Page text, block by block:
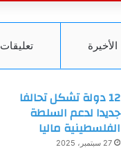
الأخيرة تعليقات
12 دولة تشكل تحالفا
جديدا لدعم السلطة
الفلسطينية ماليا
27 سبتمبر، 2025